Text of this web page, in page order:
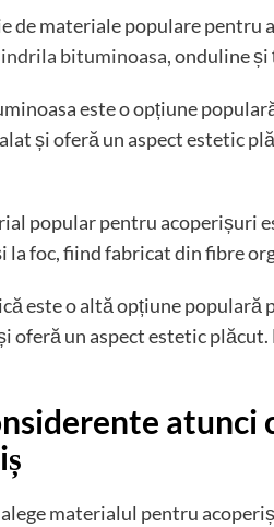
de materiale populare pentru
bituminoasa, onduline și
este o opțiune
și oferă un aspect estetic
popular pentru acoperișuri
la foc, fiind fabricat din fibre
este o altă opțiune
oferă un aspect estetic plăcut.
atunci
materialul pentru